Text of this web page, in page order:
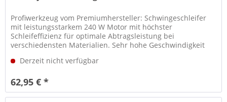
Profiwerkzeug vom Premiumhersteller: Schwingeschleifer
mit leistungsstarkem 240 W Motor mit höchster
Schleifeffizienz für optimale Abtragsleistung bei
verschiedensten Materialien. Sehr hohe Geschwindigkeit
Derzeit nicht verfügbar
62,95 € *